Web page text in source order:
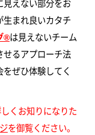
見えない部分をお
まれ良いカタチ
®は見えないチーム
せるアプローチ法
ぜひ体験してく
くお知りになりた
を御覧ください。